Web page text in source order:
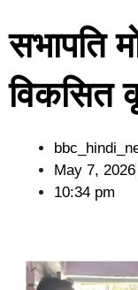
सभापति
विकसित
May 7, 2026
10:34 pm